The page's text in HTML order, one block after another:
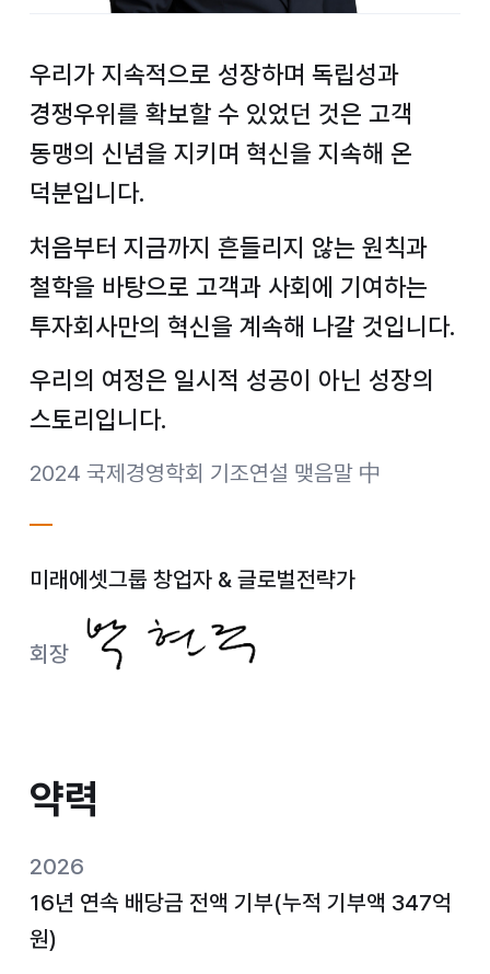
우리가 지속적으로 성장하며독립성과
경쟁우위를 확보할 수 있었던 것은고객
동맹의 신념을 지키며 혁신을 지속해 온
덕분입니다.
처음부터 지금까지 흔들리지 않는 원칙과
철학을 바탕으로고객과 사회에 기여하는
투자회사만의 혁신을 계속해 나갈 것입니다.
우리의 여정은 일시적 성공이 아닌 성장의
스토리입니다.
2024 국제경영학회 기조연설 맺음말 中
미래에셋그룹 창업자 & 글로벌전략가
회장
약력
2026
16년 연속 배당금 전액 기부(누적 기부액 347억
원)